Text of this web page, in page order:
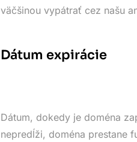
väčšinou vypátrať cez našu
Dátum expirácie
Dátum, dokedy je doména
nepredĺži, doména prestane